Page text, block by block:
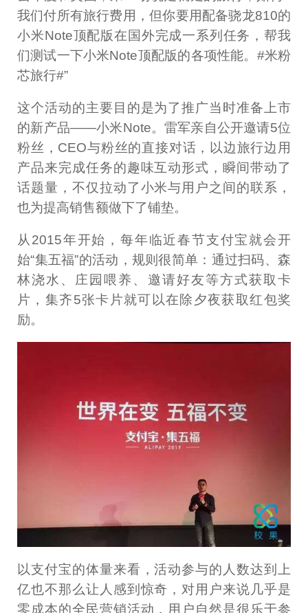
我们付所有旅行费用，但你要用配备骁龙810的
小米Note顶配版在国外完成一系列任务，帮我
们测试一下小米Note顶配版的各项性能。#米粉
芯旅行#”
这个活动的主要目的是为了推广当时准备上市
的新产品——小米Note。雷军亲自公开邀请5位
粉丝，CEO与粉丝的直接对话，以边旅行边用
产品来完成任务的趣味互动形式，瞬间带动了
话题量，不仅拉动了小米与用户之间的联系，
也为提高销售额做下了铺垫。
从2015年开始，每年临近春节支付宝就会开
始“集五福”的活动，规则很简单：通过扫码、森
林浇水、庄园喂养、邀请好友等方式获取卡
片，集齐5张卡片就可以在除夕夜获取红包奖
励。
以支付宝的体量来看，活动参与的人数达到上
亿也不那么让人感到惊奇，对用户来说几乎是
零成本的全民营销活动，用户自然是很乐于参